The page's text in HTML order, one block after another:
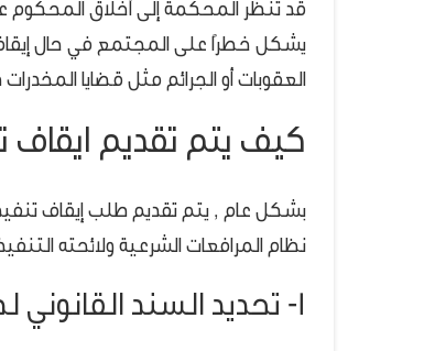
قد تنظر المحكمة إلى أخلاق المحكوم
يشكل خطرًا على المجتمع في حال إيقاف
العقوبات أو الجرائم مثل قضايا
كيف يتم تقديم ايقاف
بشكل عام , يتم تقديم طلب إيقاف
نظام المرافعات الشرعية ولائحته
1- تحديد السند القانوني لطلب ايقاف تنفيذ الحكم فى السعودية ؟